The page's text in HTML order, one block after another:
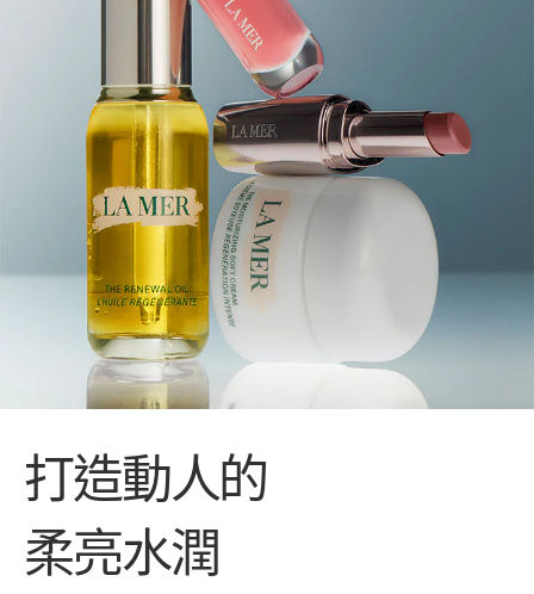
打造動人的
柔亮水潤